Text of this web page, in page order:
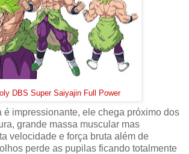
DBS Super Saiyajin Full Power
é impressionante, ele chega próximo dos
grande massa muscular mas
velocidade e força bruta além de
perde as pupilas ficando totalmente